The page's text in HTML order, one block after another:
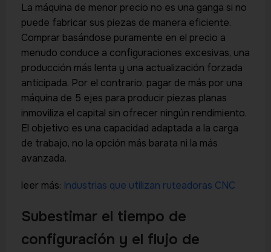
La máquina de menor precio no es una ganga si no
puede fabricar sus piezas de manera eficiente.
Comprar basándose puramente en el precio a
menudo conduce a configuraciones excesivas, una
producción más lenta y una actualización forzada
anticipada. Por el contrario, pagar de más por una
máquina de 5 ejes para producir piezas planas
inmoviliza el capital sin ofrecer ningún rendimiento.
El objetivo es una capacidad adaptada a la carga
de trabajo, no la opción más barata ni la más
avanzada.
leer más: Industrias que utilizan ruteadoras CNC
Subestimar el tiempo de
configuración y el flujo de